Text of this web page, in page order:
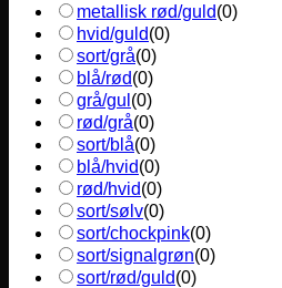
metallisk rød/guld(0)
hvid/guld(0)
sort/grå(0)
blå/rød(0)
grå/gul (0)
rød/grå(0)
sort/blå(0)
blå/hvid(0)
rød/hvid(0)
sort/sølv(0)
sort/chockpink(0)
sort/signalgrøn(0)
sort/rød/guld(0)